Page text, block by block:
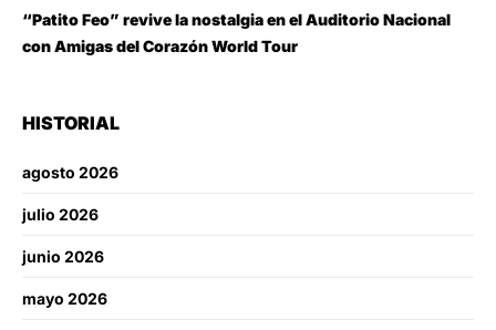
“Patito Feo” revive la nostalgia en el Auditorio Nacional
con Amigas del Corazón World Tour
HISTORIAL
agosto 2026
julio 2026
junio 2026
mayo 2026